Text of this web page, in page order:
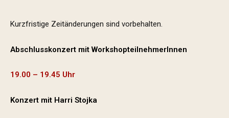
Kurzfristige Zeitänderungen sind vorbehalten.
Abschlusskonzert mit WorkshopteilnehmerInnen
19.00 – 19.45 Uhr
Konzert mit Harri Stojka